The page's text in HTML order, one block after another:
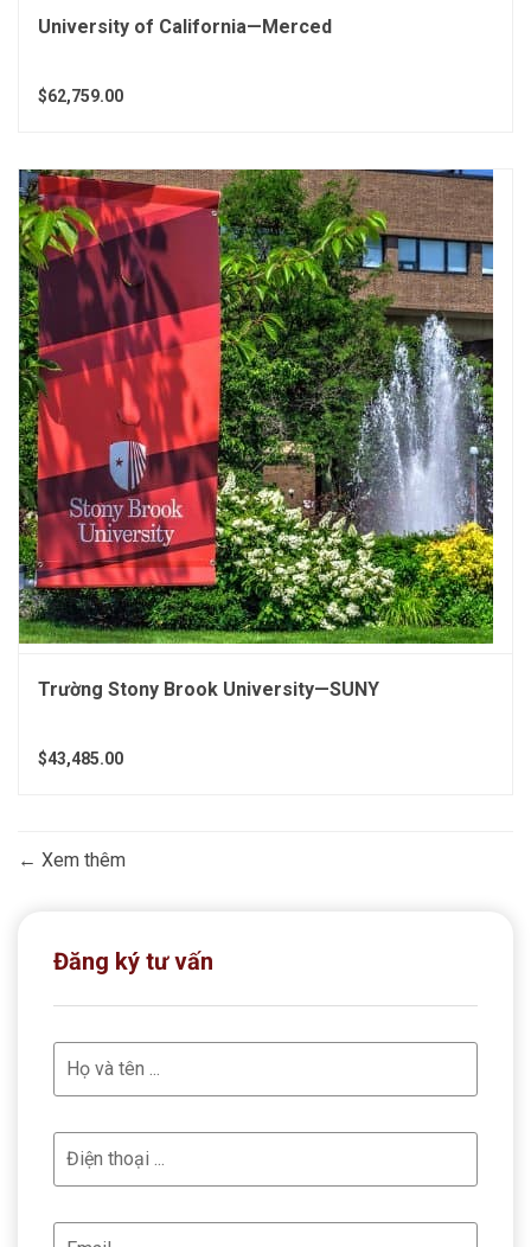
University of California—Merced
$62,759.00
Trường Stony Brook University—SUNY
$43,485.00
Xem thêm
Đăng ký tư vấn